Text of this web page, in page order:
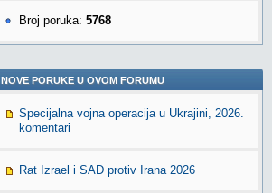
Broj poruka: 5768
NOVE PORUKE U OVOM FORUMU
Specijalna vojna operacija u Ukrajini, 2026.
komentari
Rat Izrael i SAD protiv Irana 2026